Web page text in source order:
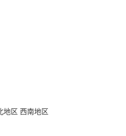
地区 西南地区